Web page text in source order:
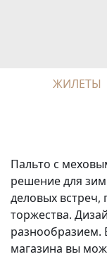
ЖИЛЕТЫ
Пальто с
решение для
деловых встреч,
торжества.
разнообразием.
магазина вы